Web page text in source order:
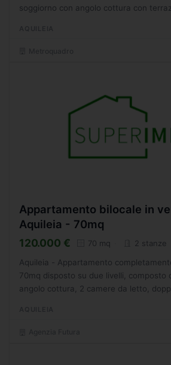
soggiorno con angolo cottura con
Appartamento bilocale in
Aquileia - 70mq
120.000 € 70 mq 2 stanze
Aquileia - Appartamento
70mq disposto su due livelli, composto
angolo cottura, 2 camere da letto,